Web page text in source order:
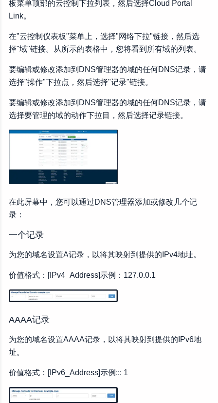
DS记录
SSHFP记录
URI记录
板菜单顶部的云控制下拉列表，然后选择Cloud Portal
Link。
在"云控制仪表板"菜单上，选择"网络下拉"链接，然后选
择"域"链接。从所示的表格中，您将看到所有域的列表。
要编辑或修改添加到DNS管理器的域的任何DNS记录，请
选择"操作"下拉点，然后选择"记录"链接。
要编辑或修改添加到DNS管理器的域的任何DNS记录，请
选择要管理的域的动作下拉目，然后选择记录链接。
在此屏幕中，您可以通过DNS管理器添加或修改几个记
录：
一个记录
为您的域名设置A记录，以将其映射到提供的IPv4地址。
价值格式：[IPv4_Address]示例：127.0.0.1
AAAA记录
为您的域名设置AAAA记录，以将其映射到提供的IPv6地
址。
价值格式：[IPv6_Address]示例::: 1